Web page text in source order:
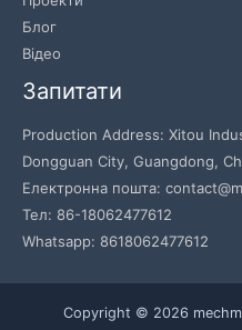
Блог
Відео
Запитати
Production Address: Xitou
Dongguan City, Guangdong,
Електронна пошта:
Тел: 86-18062477612
Whatsapp: 8618062477612
Copyright © 2026